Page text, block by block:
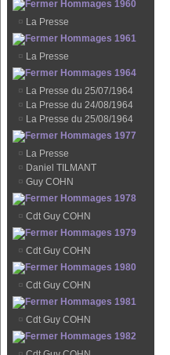
Hommages 1960
¤ La Presse
Hommages 1961
¤ La Presse
Hommages 1964
¤ La Presse du 25/07/1964
¤ La Presse du 24/08/1964
¤ La Presse du 25/08/1964
Hommages 1977
¤ La Presse
¤ Daniel TILMANT
¤ Guy COHN
Hommages 1978
¤ Cdt Guy COHN
Hommages 1979
¤ Cdt Guy COHN
Hommages 1980
¤ Cdt Guy COHN
Hommages 1981
¤ Cdt Guy COHN
Hommages 1982